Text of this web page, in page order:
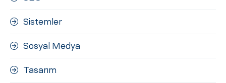
Sistemler
Sosyal Medya
Tasarım